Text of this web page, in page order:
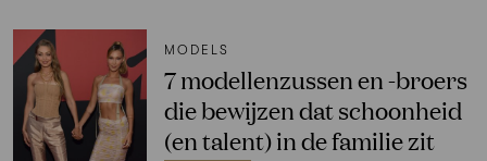
MODELS
7 modellenzussen en -broers
die bewijzen dat schoonheid
(en talent) in de familie zit